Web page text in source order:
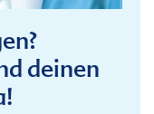
deinen